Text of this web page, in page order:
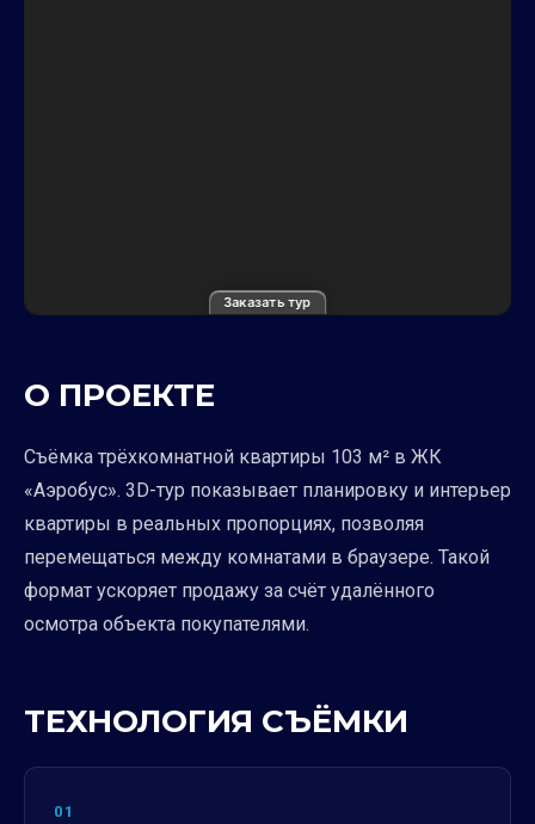
Заказать тур
О ПРОЕКТЕ
Съёмка трёхкомнатной квартиры 103 м² в ЖК
«Аэробус». 3D-тур показывает планировку и интерьер
квартиры в реальных пропорциях, позволяя
перемещаться между комнатами в браузере. Такой
формат ускоряет продажу за счёт удалённого
осмотра объекта покупателями.
ТЕХНОЛОГИЯ СЪЁМКИ
01